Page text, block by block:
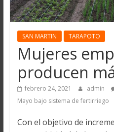
SAN MARTIN TARAPOTO
Mujeres
producen
febrero 24, 2021 admin
Mayo bajo sistema de fertirriego
Con el objetivo de